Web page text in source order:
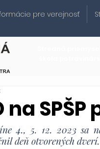
pre verejnosť
na
4., 5. 12. 2023 sa
deň otvorených dverí.